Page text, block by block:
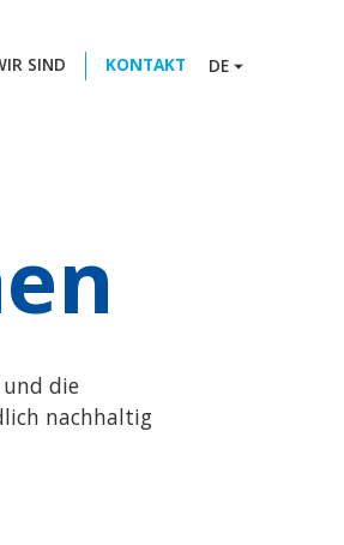
SIND KONTAKT DE
die
nachhaltig